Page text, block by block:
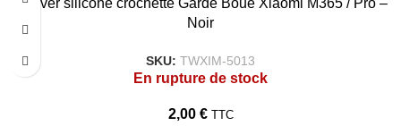
Couver silicone crochette Garde Boue Xiaomi M365 / Pro –
Noir
SKU: TWXIM-5013
En rupture de stock
2,00 € TTC